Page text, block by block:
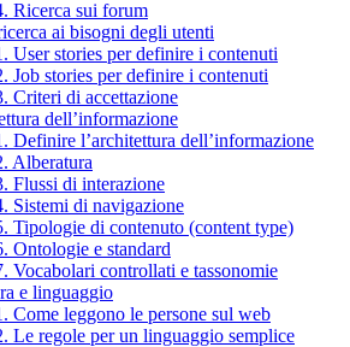
Ricerca sui forum
ai bisogni degli utenti
User stories per definire i contenuti
Job stories per definire i contenuti
Criteri di accettazione
dell’informazione
Definire l’architettura dell’informazione
Alberatura
Flussi di interazione
Sistemi di navigazione
Tipologie di contenuto (content type)
Ontologie e standard
Vocabolari controllati e tassonomie
e linguaggio
Come leggono le persone sul web
Le regole per un linguaggio semplice